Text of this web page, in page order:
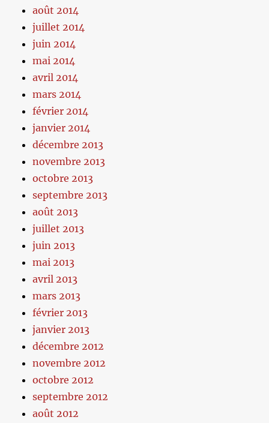
août 2014
juillet 2014
juin 2014
mai 2014
avril 2014
mars 2014
février 2014
janvier 2014
décembre 2013
novembre 2013
octobre 2013
septembre 2013
août 2013
juillet 2013
juin 2013
mai 2013
avril 2013
mars 2013
février 2013
janvier 2013
décembre 2012
novembre 2012
octobre 2012
septembre 2012
août 2012